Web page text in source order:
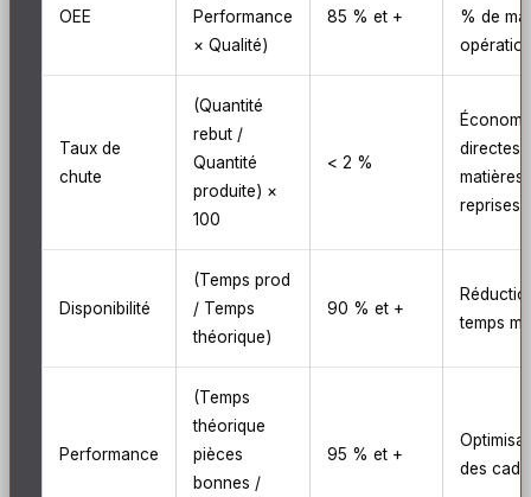
OEE
Performance
× Qualité)
85 % et +
% de
Taux de
chute
(Quantité
rebut /
Quantité
produite) ×
100
< 2 %
directes
matières
reprises
Disponibilité
(Temps prod
/ Temps
théorique)
90 % et +
temps
Performance
(Temps
théorique
pièces
bonnes /
95 % et +
des